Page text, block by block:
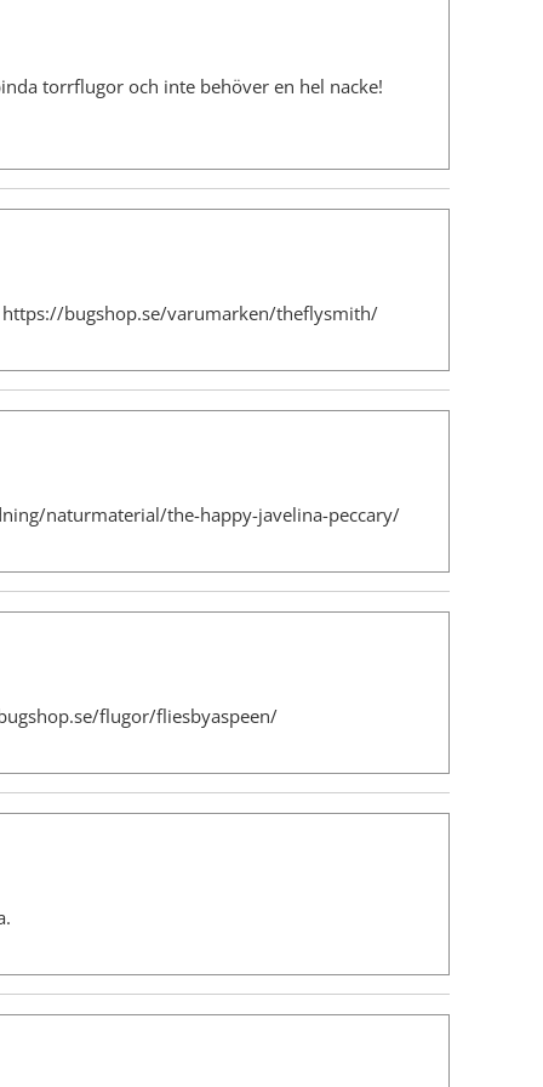
torrflugor och inte behöver en hel nacke!
bugshop.se/varumarken/theflysmith/
naturmaterial/the-happy-javelina-peccary/
flugor/fliesbyaspeen/